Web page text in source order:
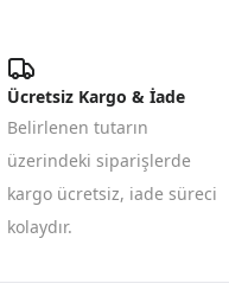
Ücretsiz Kargo & İade
Belirlenen tutarın
üzerindeki siparişlerde
kargo ücretsiz, iade süreci
kolaydır.